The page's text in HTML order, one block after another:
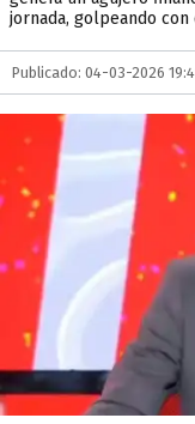
jornada, golpeando
Publicado: 04-03-2026